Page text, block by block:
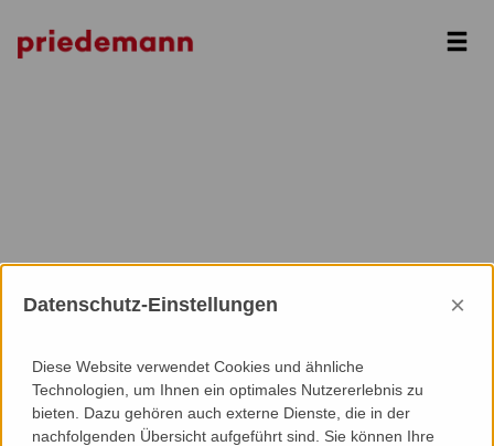
Datenschutz-Einstellungen ×
Diese Website verwendet Cookies und ähnliche
Technologien, um Ihnen ein optimales Nutzererlebnis zu
bieten. Dazu gehören auch externe Dienste, die in der
nachfolgenden Übersicht aufgeführt sind. Sie können Ihre